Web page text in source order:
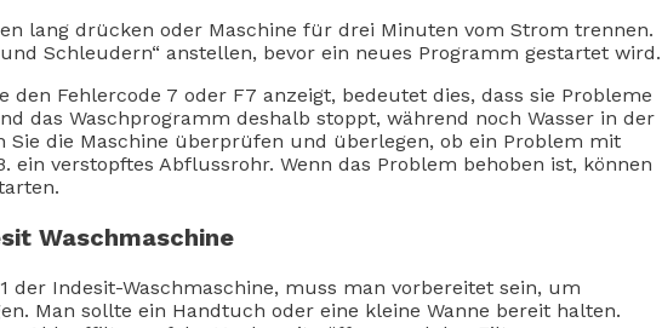
lang drücken oder Maschine für drei Minuten vom Strom trennen.
Schleudern“ anstellen, bevor ein neues Programm gestartet wird.
den Fehlercode 7 oder F7 anzeigt, bedeutet dies, dass sie Probleme
das Waschprogramm deshalb stoppt, während noch Wasser in der
Sie die Maschine überprüfen und überlegen, ob ein Problem mit
ein verstopftes Abflussrohr. Wenn das Problem behoben ist, können
Waschmaschine
der Indesit-Waschmaschine, muss man vorbereitet sein, um
Man sollte ein Handtuch oder eine kleine Wanne bereit halten.